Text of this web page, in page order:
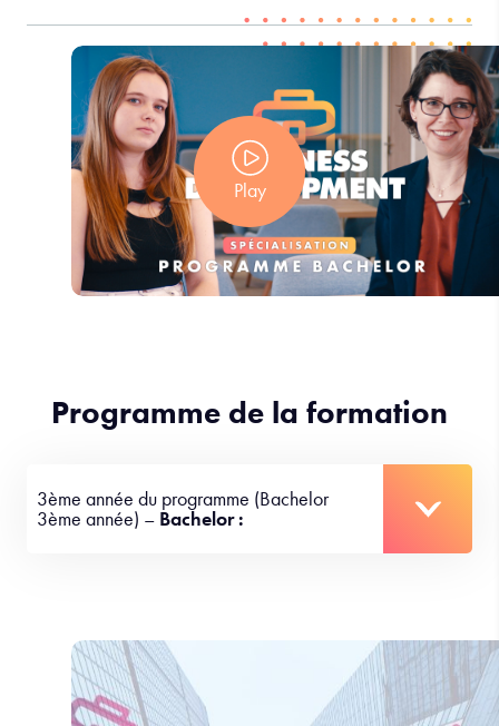
Play
Programme de la formation
3ème année du programme (Bachelor
3ème année) – Bachelor :